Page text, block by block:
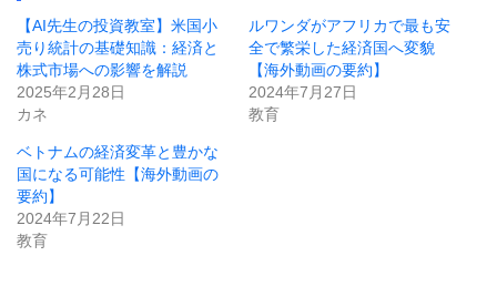
【AI先生の投資教室】米国小
売り統計の基礎知識：経済と
株式市場への影響を解説
2025年2月28日
カネ
ルワンダがアフリカで最も安
全で繁栄した経済国へ変貌
【海外動画の要約】
2024年7月27日
教育
ベトナムの経済変革と豊かな
国になる可能性【海外動画の
要約】
2024年7月22日
教育